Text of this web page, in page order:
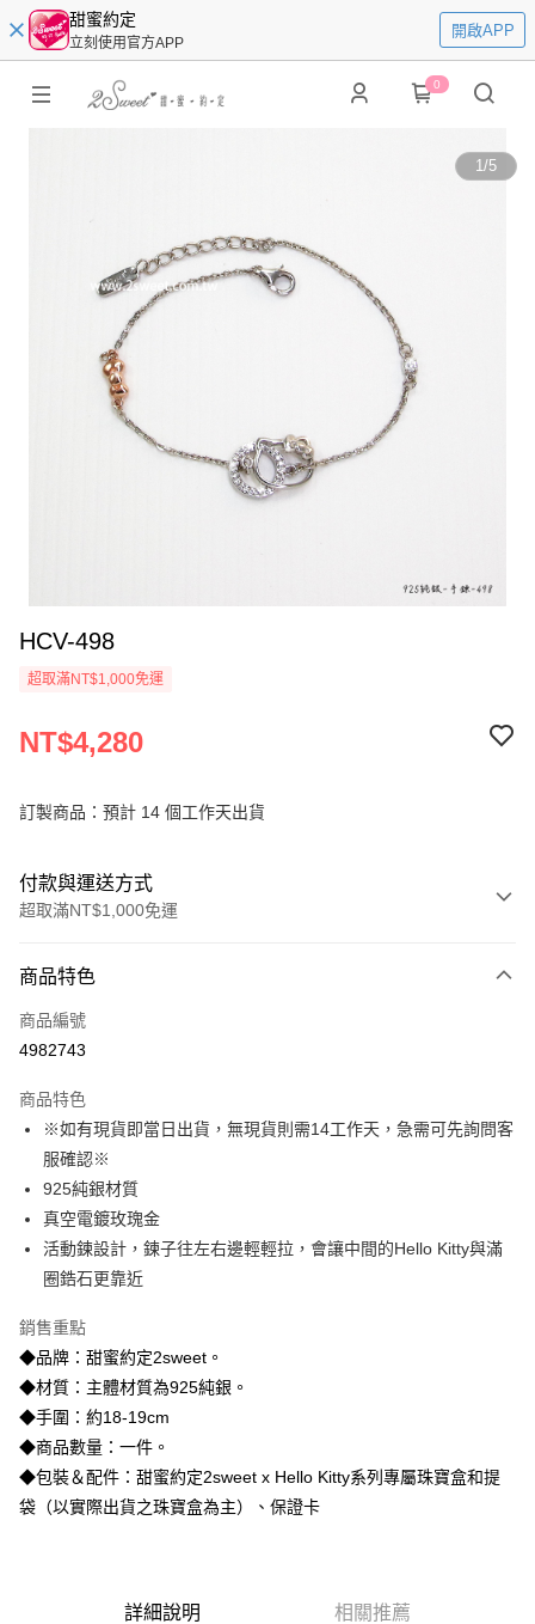
甜蜜約定
立刻使用官方APP
開啟APP
0
1/5
HCV-498
超取滿NT$1,000免運
NT$4,280
訂製商品：預計 14 個工作天出貨
付款與運送方式
超取滿NT$1,000免運
信用卡一次付款
信用卡分期付款
合作金庫商業銀行
華南商業銀行
彰化商業銀行
上海商業儲蓄銀行
國泰世華商業銀行
臺灣中小企業銀行
匯豐（台灣）商業銀行
華泰商業銀行
聯邦商業銀行
遠東國際商業銀行
元大商業銀行
台新國際商業銀行
台灣樂天信用卡公司
6 期 0 利率 每期
華南商業銀行
上海商業儲蓄銀行
國泰世華商業銀行
臺灣中小企業銀行
台中商業銀行
匯豐（台灣）商業銀行
元大商業銀行
玉山商業銀行
台灣樂天信用卡公司
超商取貨付款
LINE Pay
Apple Pay
街口支付
悠遊付
全家取貨付款
每筆NT$60，滿NT$1,000(含以上)免運費
商品特色
商品編號
4982743
商品特色
※如有現貨即當日出貨，無現貨則需14工作天，急需可先詢問客
服確認※
925純銀材質
真空電鍍玫瑰金
活動鍊設計，鍊子往左右邊輕輕拉，會讓中間的Hello Kitty與滿
圈鋯石更靠近
銷售重點
◆品牌：甜蜜約定2sweet。
◆材質：主體材質為925純銀。
◆手圍：約18-19cm
◆商品數量：一件。
◆包裝＆配件：甜蜜約定2sweet x Hello Kitty系列專屬珠寶盒和提
袋（以實際出貨之珠寶盒為主）、保證卡
詳細說明 相關推薦